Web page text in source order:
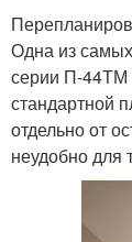
Одна из
серии П-44ТМ
стандартной
отдельно от
неудобно для